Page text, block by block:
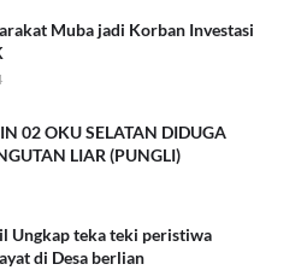
Muba jadi Korban Investasi
02 OKU SELATAN DIDUGA
LIAR (PUNGLI)
Ungkap teka teki peristiwa
di Desa berlian